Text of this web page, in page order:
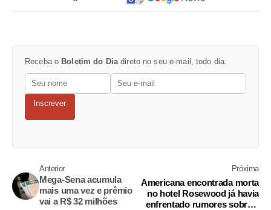
Receba o Boletim do Diadireto no seu e-mail, todo dia.
Inscrever
Anterior
Mega-Sena acumula
mais uma vez e prêmio
vai a R$ 32 milhões
Próxima
Americana encontrada morta
no hotel Rosewood já havia
enfrentado rumores sobre a